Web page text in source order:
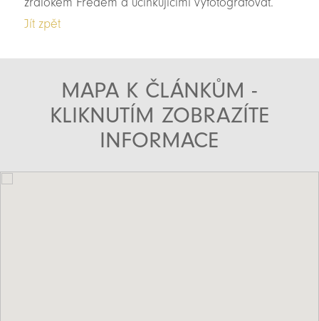
Jít zpět
MAPA K ČLÁNKŮM -
KLIKNUTÍM ZOBRAZÍTE
INFORMACE